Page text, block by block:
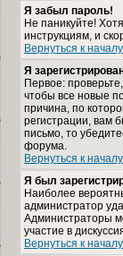
Я забыл пароль!
Не паникуйте!
инструкциям, и
Вернуться к началу
Я
Первое:
чтобы все новые
причина, по
регистрации, вам
письмо, то
форума.
Вернуться к началу
Я был
Наиболее
администратор
Администраторы
участие в
Вернуться к началу